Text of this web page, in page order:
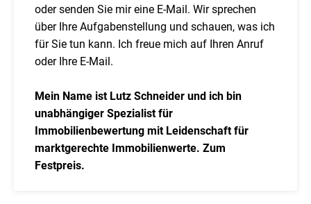
oder senden Sie mir eine E-Mail. Wir sprechen
über Ihre Aufgabenstellung und schauen, was ich
für Sie tun kann. Ich freue mich auf Ihren Anruf
oder Ihre E-Mail.
Mein Name ist Lutz Schneider und ich bin
unabhängiger Spezialist für
Immobilienbewertung mit Leidenschaft für
marktgerechte Immobilienwerte. Zum
Festpreis.